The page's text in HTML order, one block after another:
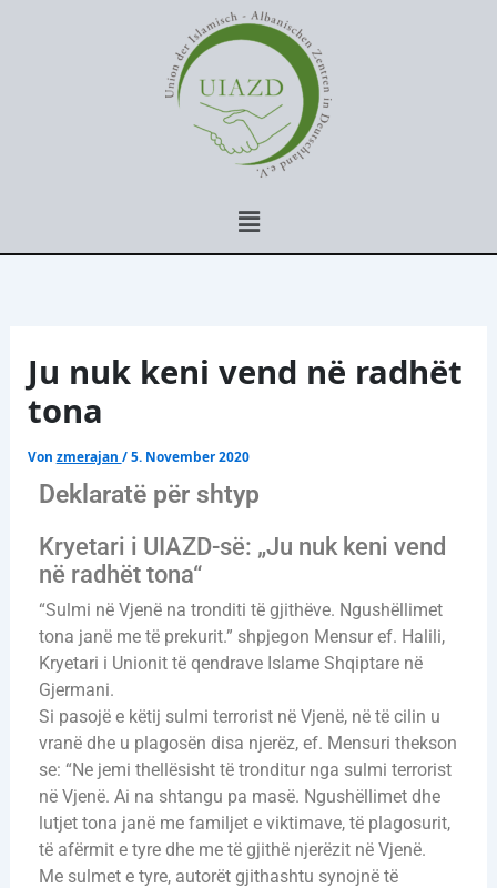
Menü
Ju nuk keni vend në radhët
tona
Von zmerajan /5. November 2020
Deklaratë për shtyp
Kryetari i UIAZD-së: „Ju nuk keni vend
në radhët tona“
“Sulmi në Vjenë na tronditi të gjithëve. Ngushëllimet
tona janë me të prekurit.” shpjegon Mensur ef. Halili,
Kryetari i Unionit të qendrave Islame Shqiptare në
Gjermani.
Si pasojë e këtij sulmi terrorist në Vjenë, në të cilin u
vranë dhe u plagosën disa njerëz, ef. Mensuri thekson
se: “Ne jemi thellësisht të tronditur nga sulmi terrorist
në Vjenë. Ai na shtangu pa masë. Ngushëllimet dhe
lutjet tona janë me familjet e viktimave, të plagosurit,
të afërmit e tyre dhe me të gjithë njerëzit në Vjenë.
Me sulmet e tyre, autorët gjithashtu synojnë të